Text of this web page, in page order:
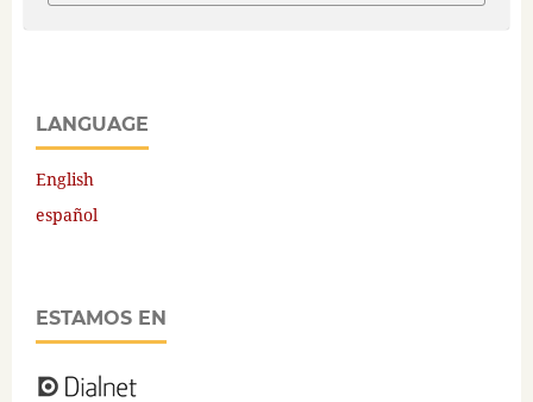
LANGUAGE
English
español
ESTAMOS EN